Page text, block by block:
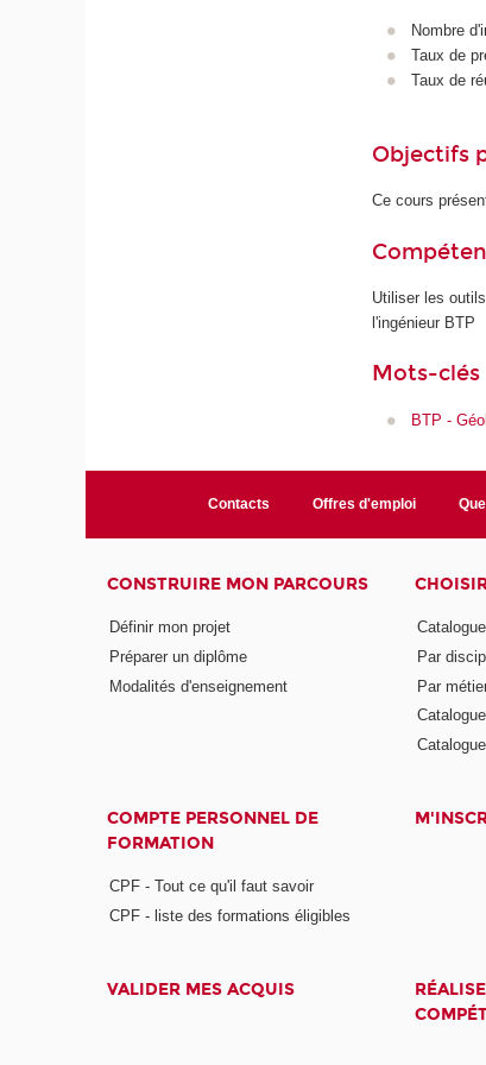
Nombre
Taux de
Taux de
Objectifs
Ce cours
Utiliser les
l'ingénieur BTP
Mots-clés
BTP -
Contacts Offres d'emploi
CONSTRUIRE MON PARCOURS
Définir mon projet
Préparer un diplôme
Modalités d'enseignement
Par
Par
COMPTE PERSONNEL DE
FORMATION
CPF - Tout ce qu'il faut savoir
CPF - liste des formations éligibles
VALIDER MES ACQUIS